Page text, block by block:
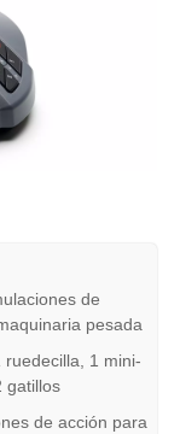
de
pesada
1 mini-
gatillos
de acción para